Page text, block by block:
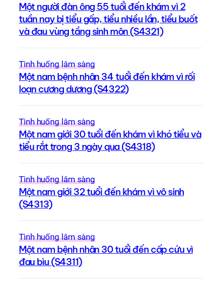
Một người đàn ông 55 tuổi đến khám vì 2
tuần nay bị tiểu gấp, tiểu nhiều lần, tiểu buốt
và đau vùng tầng sinh môn (S4321)
Tình huống lâm sàng
Một nam bệnh nhân 34 tuổi đến khám vì rối
loạn cương dương (S4322)
Tình huống lâm sàng
Một nam giới 30 tuổi đến khám vì khó tiểu và
tiểu rắt trong 3 ngày qua (S4318)
Tình huống lâm sàng
Một nam giới 32 tuổi đến khám vì vô sinh
(S4313)
Tình huống lâm sàng
Một nam bệnh nhân 30 tuổi đến cấp cứu vì
đau bìu (S4311)